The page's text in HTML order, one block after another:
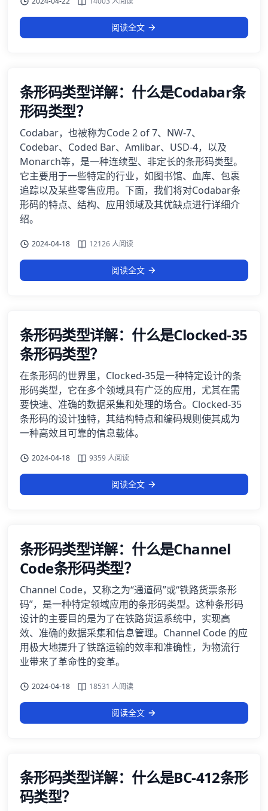
阅读全文
条形码类型详解：什么是Codabar条
形码类型？
Codabar，也被称为Code 2 of 7、NW-7、
Codebar、Coded Bar、Amlibar、USD-4，以及
Monarch等，是一种连续型、非定长的条形码类型。
它主要用于一些特定的行业，如图书馆、血库、包裹
追踪以及某些零售应用。下面，我们将对Codabar条
形码的特点、结构、应用领域及其优缺点进行详细介
绍。
2024-04-18 12126 人阅读
阅读全文
条形码类型详解：什么是Clocked-35
条形码类型？
在条形码的世界里，Clocked-35是一种特定设计的条
形码类型，它在多个领域具有广泛的应用，尤其在需
要快速、准确的数据采集和处理的场合。Clocked-35
条形码的设计独特，其结构特点和编码规则使其成为
一种高效且可靠的信息载体。
2024-04-18 9359 人阅读
阅读全文
条形码类型详解：什么是Channel
Code条形码类型？
Channel Code，又称之为“通道码”或“铁路货票条形
码”，是一种特定领域应用的条形码类型。这种条形码
设计的主要目的是为了在铁路货运系统中，实现高
效、准确的数据采集和信息管理。Channel Code 的应
用极大地提升了铁路运输的效率和准确性，为物流行
业带来了革命性的变革。
2024-04-18 18531 人阅读
阅读全文
条形码类型详解：什么是BC-412条形
码类型？